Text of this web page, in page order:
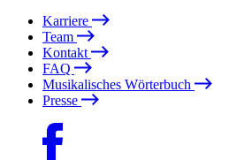
Karriere
Team
Kontakt
FAQ
Musikalisches Wörterbuch
Presse